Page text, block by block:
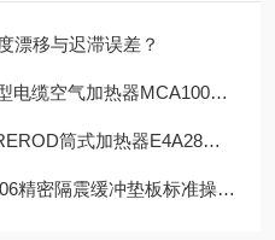
漂移与迟滞误差？
气加热器MCA1000N操作使用
筒式加热器E4A28作用
隔震缓冲垫板标准操作使用规范